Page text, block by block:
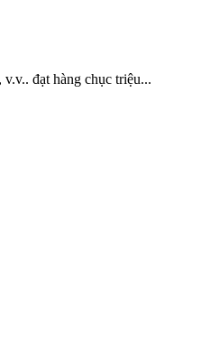
đạt hàng chục triệu...